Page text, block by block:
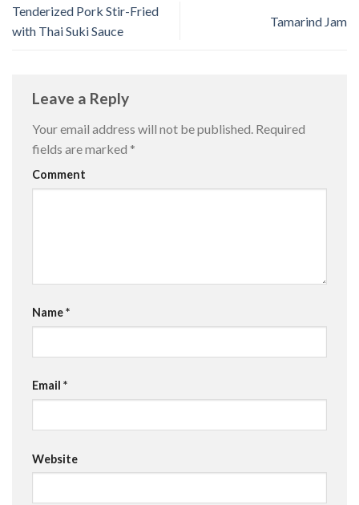
Tenderized Pork Stir-Fried
with Thai Suki Sauce
Tamarind Jam
Leave a Reply
Your email address will not be published. Required
fields are marked *
Comment
Name*
Email *
Website